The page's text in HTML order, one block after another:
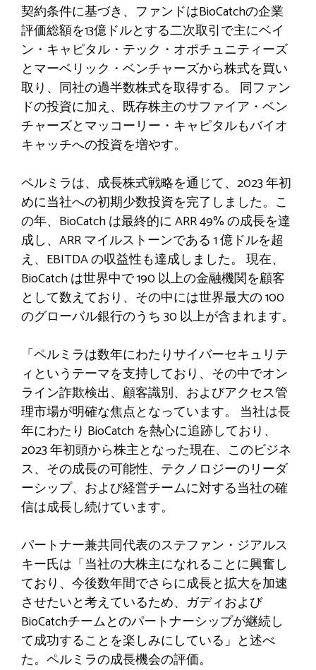
契約条件に基づき、ファンドはBioCatchの企業
評価総額を13億ドルとする二次取引で主にベイ
ン・キャピタル・テック・オポチュニティーズ
とマーベリック・ベンチャーズから株式を買い
取り、同社の過半数株式を取得する。 同ファン
ドの投資に加え、既存株主のサファイア・ベン
チャーズとマッコーリー・キャピタルもバイオ
キャッチへの投資を増やす。
ペルミラは、成長株式戦略を通じて、2023 年初
めに当社への初期少数投資を完了しました。こ
の年、BioCatch は最終的に ARR 49% の成長を達
成し、ARR マイルストーンである 1 億ドルを超
え、EBITDA の収益性も達成しました。 現在、
BioCatch は世界中で 190 以上の金融機関を顧客
として数えており、その中には世界最大の 100
のグローバル銀行のうち 30 以上が含まれます。
「ペルミラは数年にわたりサイバーセキュリテ
ィというテーマを支持しており、その中でオン
ライン詐欺検出、顧客識別、およびアクセス管
理市場が明確な焦点となっています。 当社は長
年にわたり BioCatch を熱心に追跡しており、
2023 年初頭から株主となった現在、このビジネ
ス、その成長の可能性、テクノロジーのリーダ
ーシップ、および経営チームに対する当社の確
信は成長し続けています。
パートナー兼共同代表のステファン・ジアルス
キー氏は「当社の大株主になれることに興奮し
ており、今後数年間でさらに成長と拡大を加速
させたいと考えているため、ガディおよび
BioCatchチームとのパートナーシップが継続し
て成功することを楽しみにしている」と述べ
た。ペルミラの成長機会の評価。